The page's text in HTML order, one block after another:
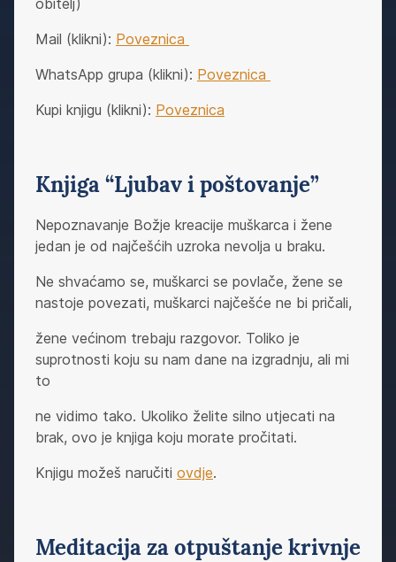
obitelj)
Mail (klikni): Poveznica
WhatsApp grupa (klikni): Poveznica
Kupi knjigu (klikni): Poveznica
Knjiga “Ljubav i poštovanje”
Nepoznavanje Božje kreacije muškarca i žene
jedan je od najčešćih uzroka nevolja u braku.
Ne shvaćamo se, muškarci se povlače, žene se
nastoje povezati, muškarci najčešće ne bi pričali,
žene većinom trebaju razgovor. Toliko je
suprotnosti koju su nam dane na izgradnju, ali mi
to
ne vidimo tako. Ukoliko želite silno utjecati na
brak, ovo je knjiga koju morate pročitati.
Knjigu možeš naručiti ovdje.
Meditacija za otpuštanje krivnje